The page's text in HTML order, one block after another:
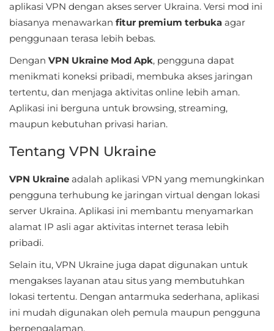
Racing
Role
Playing
Sandbox
Shooting
Simulation
Sports
Standalone
Story-
Driven
aplikasi VPN dengan akses server Ukraina. Versi mod ini
biasanya menawarkan fitur premium terbuka agar
penggunaan terasa lebih bebas.
Dengan VPN Ukraine Mod Apk, pengguna dapat
menikmati koneksi pribadi, membuka akses jaringan
tertentu, dan menjaga aktivitas online lebih aman.
Aplikasi ini berguna untuk browsing, streaming,
maupun kebutuhan privasi harian.
Tentang VPN Ukraine
VPN Ukraine adalah aplikasi VPN yang memungkinkan
pengguna terhubung ke jaringan virtual dengan lokasi
server Ukraina. Aplikasi ini membantu menyamarkan
alamat IP asli agar aktivitas internet terasa lebih
pribadi.
Selain itu, VPN Ukraine juga dapat digunakan untuk
mengakses layanan atau situs yang membutuhkan
lokasi tertentu. Dengan antarmuka sederhana, aplikasi
ini mudah digunakan oleh pemula maupun pengguna
berpengalaman.